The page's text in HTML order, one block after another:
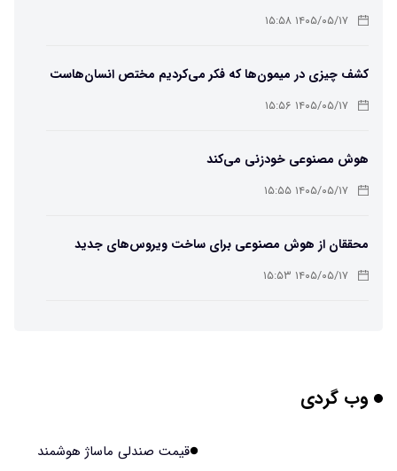
باکتریایی»
۱۴۰۵/۰۵/۱۷ ۱۵:۵۸
کشف چیزی در میمون‌ها که فکر می‌کردیم مختص انسان‌هاست
۱۴۰۵/۰۵/۱۷ ۱۵:۵۶
هوش مصنوعی خودزنی می‌کند
۱۴۰۵/۰۵/۱۷ ۱۵:۵۵
محققان از هوش مصنوعی برای ساخت ویروس‌های جدید
استفاده کردند
۱۴۰۵/۰۵/۱۷ ۱۵:۵۳
مریخ‌نورد ناسا به ماه فرستاده می‌شود
وب گردی
قیمت صندلی ماساژ هوشمند